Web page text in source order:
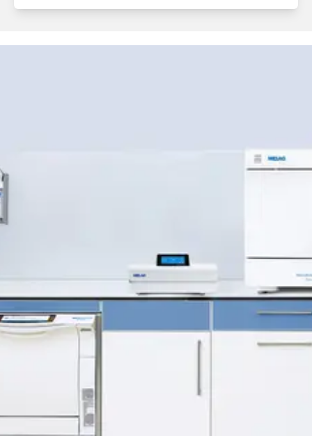
Il processo completo di decontaminazione
nella documentazione e approvazione. Le
linee guida internazionali stabiliscono che
l'intero processo di ricondizionamento degli
strumenti deve essere eseguito da personale
addestrato che utilizza procedure
monitorate per garantire la riproducibilità.
alla sicurezza dei pazienti, degli utenti e di